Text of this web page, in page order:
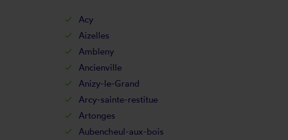
Acy
Aizelles
Ambleny
Ancienville
Anizy-le-Grand
Arcy-sainte-restitue
Artonges
Aubencheul-aux-bois